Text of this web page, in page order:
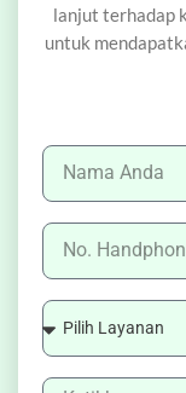
lanjut terhadap
untuk